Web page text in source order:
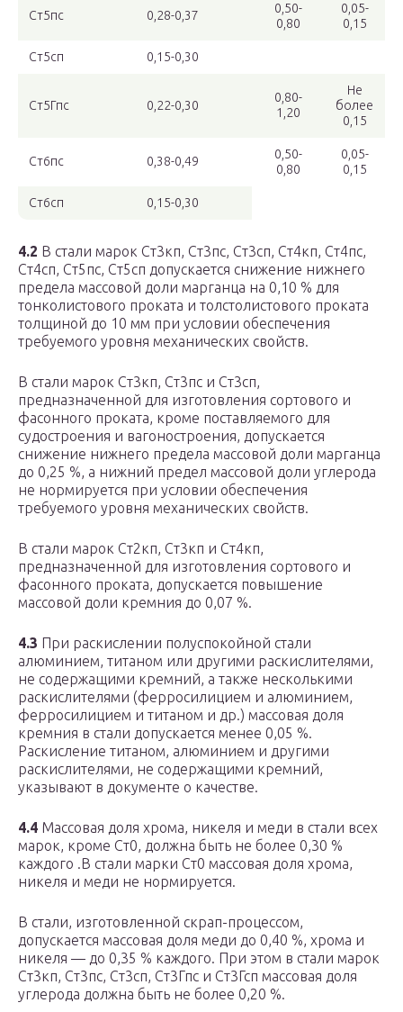
Ст5пс 0,28-0,37
0,50-
0,80
0,05-
0,15
Ст5сп 0,15-0,30
Ст5Гпс 0,22-0,30
0,80-
1,20
Не
более
0,15
Ст6пс 0,38-0,49
0,50-
0,80
0,05-
0,15
Ст6сп 0,15-0,30
4.2 В стали марок Ст3кп, Ст3пс, Ст3сп, Ст4кп, Ст4пс,
Ст4сп, Ст5пс, Ст5сп допускается снижение нижнего
предела массовой доли марганца на 0,10 % для
тонколистового проката и толстолистового проката
толщиной до 10 мм при условии обеспечения
требуемого уровня механических свойств.
В стали марок Ст3кп, Ст3пс и Ст3сп,
предназначенной для изготовления сортового и
фасонного проката, кроме поставляемого для
судостроения и вагоностроения, допускается
снижение нижнего предела массовой доли марганца
до 0,25 %, а нижний предел массовой доли углерода
не нормируется при условии обеспечения
требуемого уровня механических свойств.
В стали марок Ст2кп, Ст3кп и Ст4кп,
предназначенной для изготовления сортового и
фасонного проката, допускается повышение
массовой доли кремния до 0,07 %.
4.3 При раскислении полуспокойной стали
алюминием, титаном или другими раскислителями,
не содержащими кремний, а также несколькими
раскислителями (ферросилицием и алюминием,
ферросилицием и титаном и др.) массовая доля
кремния в стали допускается менее 0,05 %.
Раскисление титаном, алюминием и другими
раскислителями, не содержащими кремний,
указывают в документе о качестве.
4.4 Массовая доля хрома, никеля и меди в стали всех
марок, кроме Ст0, должна быть не более 0,30 %
каждого .В стали марки Ст0 массовая доля хрома,
никеля и меди не нормируется.
В стали, изготовленной скрап-процессом,
допускается массовая доля меди до 0,40 %, хрома и
никеля — до 0,35 % каждого. При этом в стали марок
Ст3кп, Ст3пс, Ст3сп, Ст3Гпс и Ст3Гсп массовая доля
углерода должна быть не более 0,20 %.